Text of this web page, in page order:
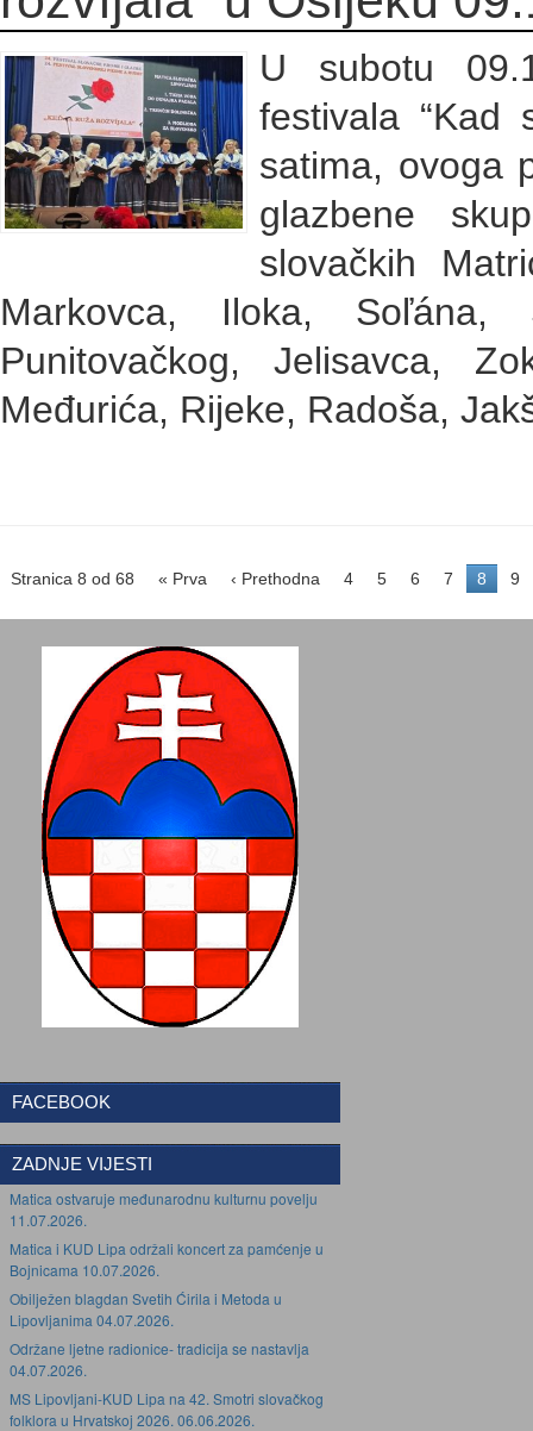
U subotu
festivala “Kad
satima, ovoga
glazbene
slovačkih
Markovca, Iloka, Soľána,
Punitovačkog, Jelisavca,
Međurića, Rijeke, Radoša,
Stranica 8 od 68 « Prva ‹ Prethodna 4 5 6 7 8 9
FACEBOOK
ZADNJE VIJESTI
Matica ostvaruje međunarodnu kulturnu povelju
11.07.2026.
Matica i KUD Lipa održali koncert za pamćenje u
Bojnicama 10.07.2026.
Obilježen blagdan Svetih Ćirila i Metoda u
Lipovljanima 04.07.2026.
Održane ljetne radionice- tradicija se nastavlja
04.07.2026.
MS Lipovljani-KUD Lipa na 42. Smotri slovačkog
folklora u Hrvatskoj 2026. 06.06.2026.